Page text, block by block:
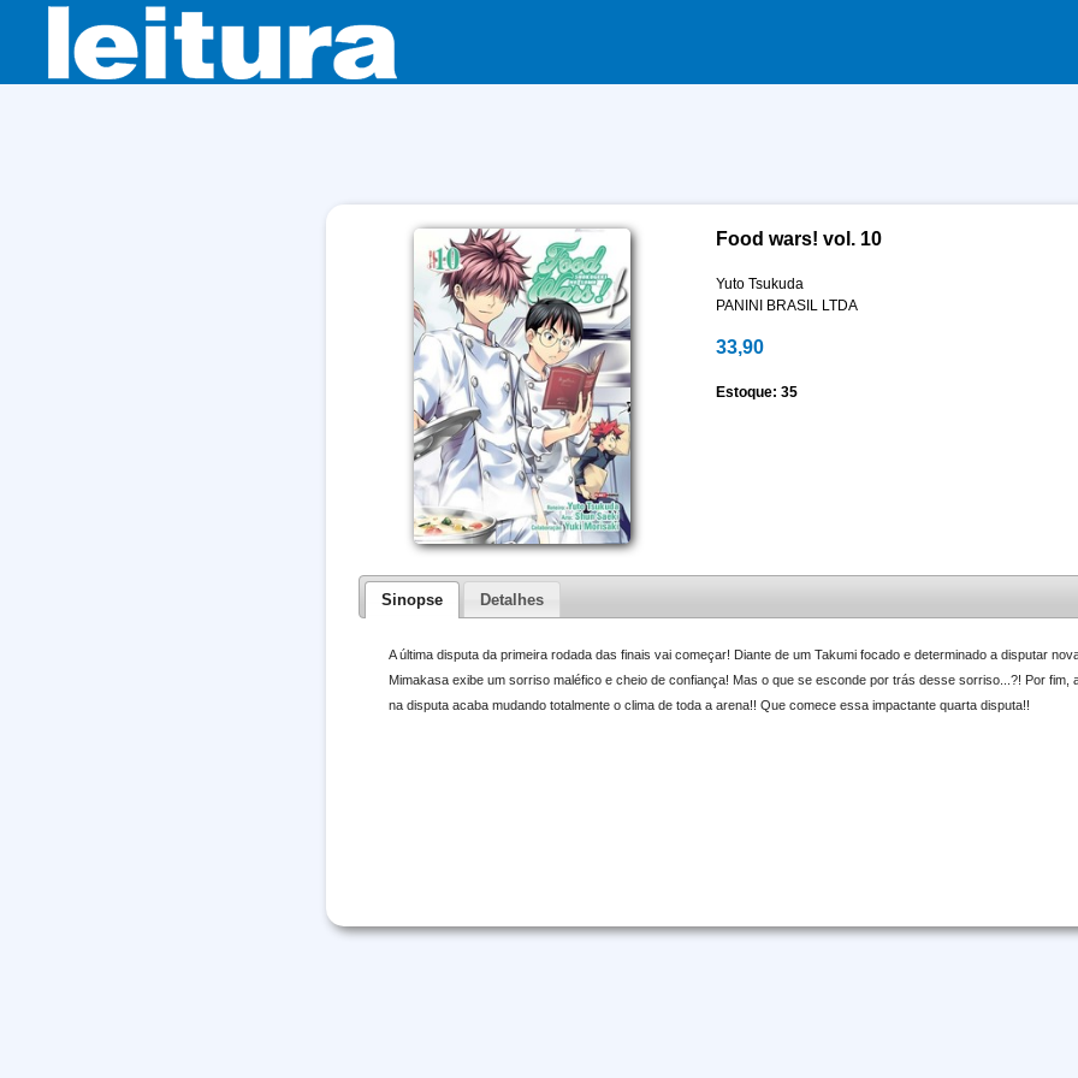
Food wars! vol. 10
Yuto Tsukuda
PANINI BRASIL LTDA
33,90
Estoque: 35
Sinopse Detalhes
A última disputa da primeira rodada das finais vai começar! Diante de um Takumi focado e determinado a disputar
Mimakasa exibe um sorriso maléfico e cheio de confiança! Mas o que se esconde por trás desse sorriso...?! Por fim,
na disputa acaba mudando totalmente o clima de toda a arena!! Que comece essa impactante quarta disputa!!